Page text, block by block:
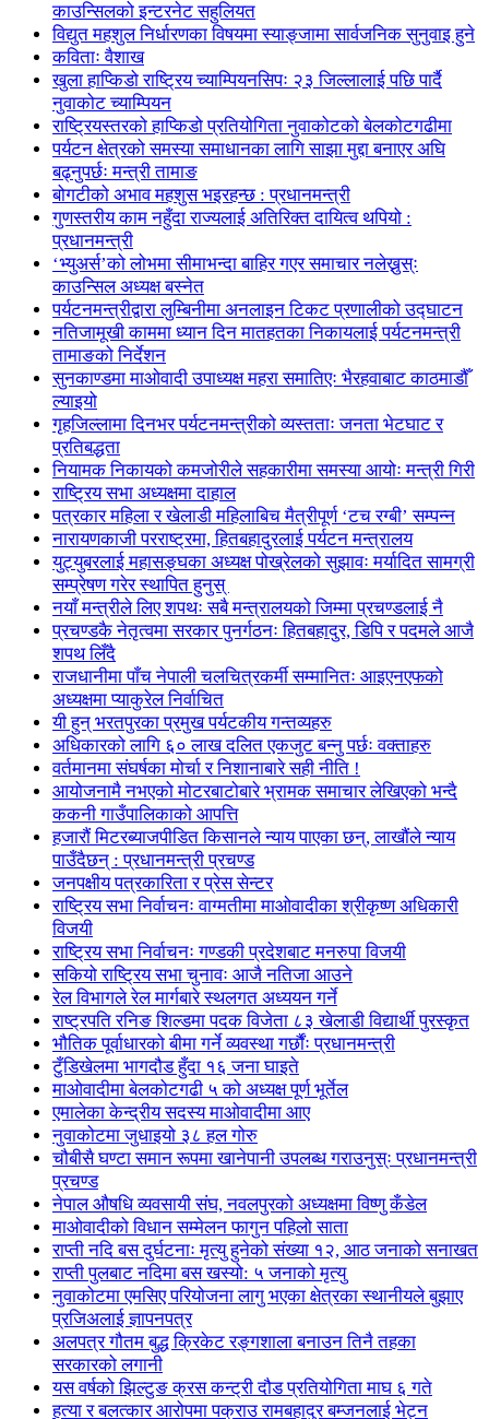
काउन्सिलको इन्टरनेट सहुलियत
विद्युत महशुल निर्धारणका विषयमा स्याङ्जामा सार्वजनिक सुनुवाइ हुने
कविताः वैशाख
खुला हाप्किडो राष्ट्रिय च्याम्पियनसिपः २३ जिल्लालाई पछि पार्दै
नुवाकोट च्याम्पियन
राष्ट्रियस्तरको हाप्किडो प्रतियोगिता नुवाकोटको बेलकोटगढीमा
पर्यटन क्षेत्रको समस्या समाधानका लागि साझा मुद्दा बनाएर अघि
बढ्नुपर्छः मन्त्री तामाङ
बोगटीको अभाव महशुस भइरहन्छ : प्रधानमन्त्री
गुणस्तरीय काम नहुँदा राज्यलाई अतिरिक्त दायित्व थपियो :
प्रधानमन्त्री
‘भ्युअर्स’को लोभमा सीमाभन्दा बाहिर गएर समाचार नलेख्नुस्ः
काउन्सिल अध्यक्ष बस्नेत
पर्यटनमन्त्रीद्वारा लुम्बिनीमा अनलाइन टिकट प्रणालीको उद्घाटन
नतिजामूखी काममा ध्यान दिन मातहतका निकायलाई पर्यटनमन्त्री
तामाङको निर्देशन
सुनकाण्डमा मा‌ओवादी उपाध्यक्ष महरा समातिएः भैरहवाबाट काठमाडौँ
ल्याइयो
गृहजिल्लामा दिनभर पर्यटनमन्त्रीको व्यस्तताः जनता भेटघाट र
प्रतिबद्धता
नियामक निकायको कमजोरीले सहकारीमा समस्या आयोः मन्त्री गिरी
राष्ट्रिय सभा अध्यक्षमा दाहाल
पत्रकार महिला र खेलाडी महिलाबिच मैत्रीपूर्ण ‘टच रग्बी’ सम्पन्न
नारायणकाजी परराष्ट्रमा, हितबहादुरलाई पर्यटन मन्त्रालय
युट्युबरलाई महासङ्घका अध्यक्ष पोख्रेलको सुझावः मर्यादित सामग्री
सम्प्रेषण गरेर स्थापित हुनुस्
नयाँ मन्त्रीले लिए शपथः सबै मन्त्रालयको जिम्मा प्रचण्डलाई नै
प्रचण्डकै नेतृत्वमा सरकार पुनर्गठनः हितबहादुर, डिपि र पदमले आजै
शपथ लिँदै
राजधानीमा पाँच नेपाली चलचित्रकर्मी सम्मानितः आइएनएफको
अध्यक्षमा प्याकुरेल निर्वाचित
यी हुन् भरतपुरका प्रमुख पर्यटकीय गन्तव्यहरु
अधिकारको लागि ६० लाख दलित एकजुट बन्नु पर्छः वक्ताहरु
वर्तमानमा संघर्षका मोर्चा र निशानाबारे सही नीति !
आयोजनामै नभएको मोटरबाटोबारे भ्रामक समाचार लेखिएको भन्दै
ककनी गाउँपालिकाको आपत्ति
हजारौं मिटरब्याजपीडित किसानले न्याय पाएका छन्, लाखौंले न्याय
पाउँदैछन् : प्रधानमन्त्री प्रचण्ड
जनपक्षीय पत्रकारिता र प्रेस सेन्टर
राष्ट्रिय सभा निर्वाचनः वाग्मतीमा माओवादीका श्रीकृष्ण अधिकारी
विजयी
राष्ट्रिय सभा निर्वाचनः गण्डकी प्रदेशबाट मनरुपा विजयी
सकियो राष्ट्रिय सभा चुनावः आजै नतिजा आउने
रेल विभागले रेल मार्गबारे स्थलगत अध्ययन गर्ने
राष्ट्रपति रनिङ शिल्डमा पदक विजेता ८३ खेलाडी विद्यार्थी पुरस्कृत
भौतिक पूर्वाधारको बीमा गर्ने व्यवस्था गर्छौंः प्रधानमन्त्री
टुँडिखेलमा भागदौड हुँदा १६ जना घाइते
माओवादीमा बेलकोटगढी ५ को अध्यक्ष पूर्ण भूर्तेल
एमालेका केन्द्रीय सदस्य माओ‌वादीमा आए
नुवाकोटमा जुधाइयो ३८ हल गोरु
चौबीसै घण्टा समान रूपमा खानेपानी उपलब्ध गराउनुस्ः प्रधानमन्त्री
प्रचण्ड
नेपाल औषधि व्यवसायी संघ, नवलपुरको अध्यक्षमा विष्णु कँडेल
माओवादीको विधान सम्मेलन फागुन पहिलो साता
राप्ती नदि बस दुर्घटनाः मृत्यु हुनेको संख्या १२, आठ जनाको सनाखत
राप्ती पुलबाट नदिमा बस खस्यो: ५ जनाको मृत्यु
नुवाकोटमा एमसिए परियोजना लागु भएका क्षेत्रका स्थानीयले बुझाए
प्रजिअलाई ज्ञापनपत्र
अलपत्र गौतम बुद्ध क्रिकेट रङ्गशाला बनाउन तिनै तहका
सरकारको लगानी
यस वर्षको झिल्टुङ क्रस कन्ट्री दौड प्रतियोगिता माघ ६ गते
हत्या र बलत्कार आरोपमा पक्राउ रामबहादुर बम्जनलाई भेट्न